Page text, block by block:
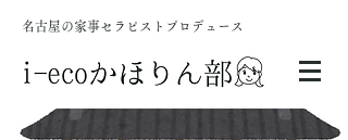
名古屋の家事セラピストプロデュース